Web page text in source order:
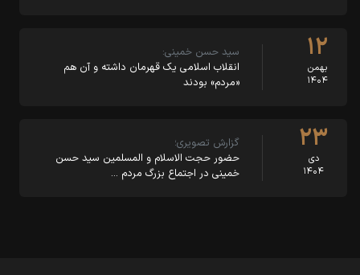
۱۲
بهمن
۱۴۰۴
سید حسن خمینی:
انقلاب اسلامی یک قهرمان داشته و آن هم
«مردم» بودند
۲۳
دی
۱۴۰۴
گزارش تصویری؛
حضور حجت الاسلام و المسلمین سید حسن
خمینی در اجتماع بزرگ مردم …